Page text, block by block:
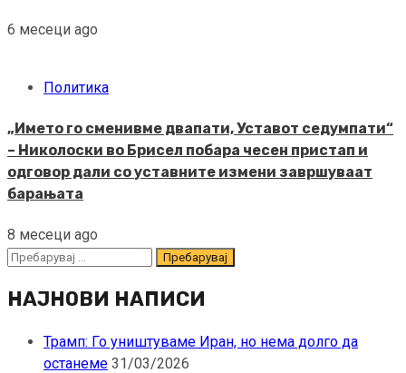
6 месеци ago
Политика
„Името го сменивме двапати, Уставот седумпати“
– Николоски во Брисел побара чесен пристап и
одговор дали со уставните измени завршуваат
барањата
8 месеци ago
Пребарувај
НАЈНОВИ НАПИСИ
Трамп: Го уништуваме Иран, но нема долго да
останеме 31/03/2026